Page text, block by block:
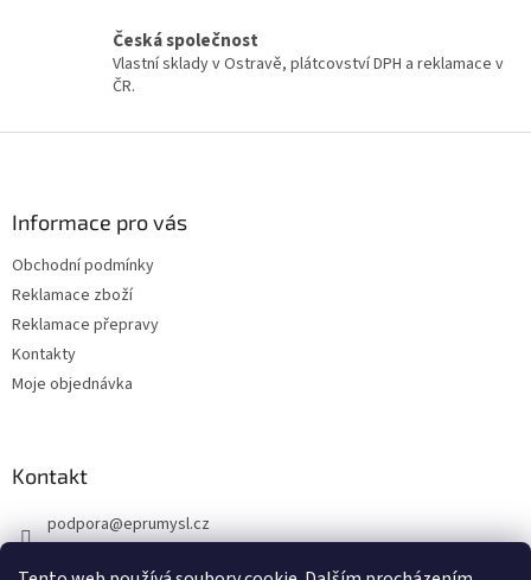
i
Česká společnost
Vlastní sklady v Ostravě, plátcovství DPH a reklamace v
ČR.
Informace pro vás
Obchodní podmínky
Reklamace zboží
Reklamace přepravy
Kontakty
Moje objednávka
Kontakt
podpora@eprumysl.cz